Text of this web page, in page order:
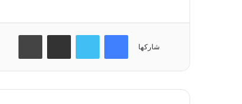
شاركها
فيسبوك تويتر مشاركة عبر البريد طباعة